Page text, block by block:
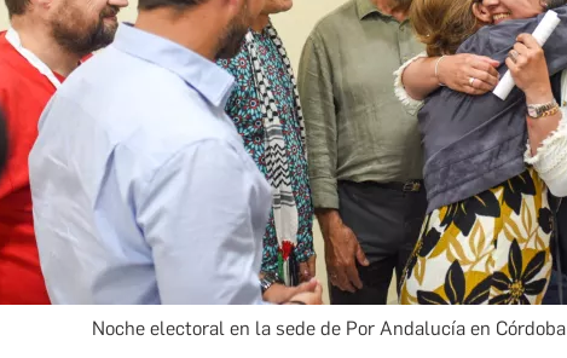
Noche electoral en la sede de Por Andalucía en Córdoba